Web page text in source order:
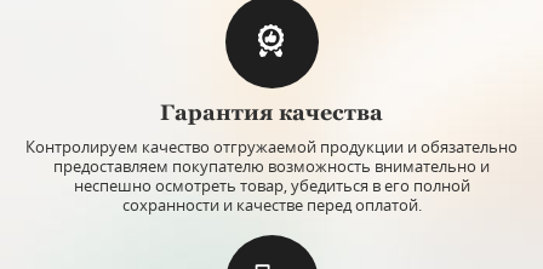
Гарантия качества
Контролируем качество отгружаемой продукции и обязательно
предоставляем покупателю возможность внимательно и
неспешно осмотреть товар, убедиться в его полной
сохранности и качестве перед оплатой.